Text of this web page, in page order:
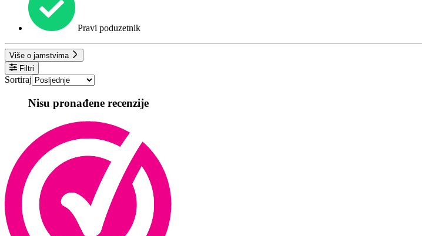
Pravi poduzetnik
Više o jamstvima
Filtri
Sortiraj
Nisu pronađene recenzije